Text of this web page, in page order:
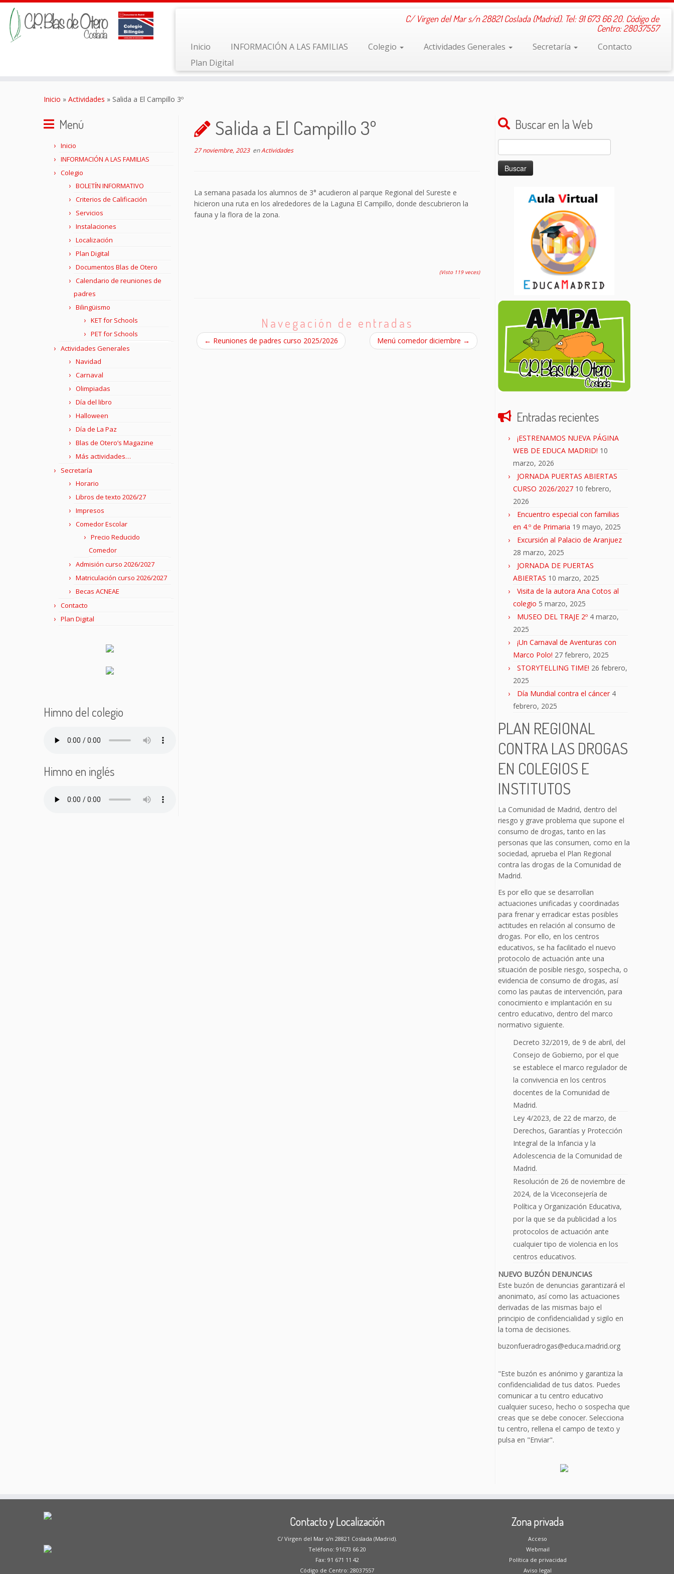
C/ Virgen del Mar s/n 28821 Coslada (Madrid). Tel: 91 673 66 20. Código de
Centro: 28037557
Inicio
INFORMACIÓN A LAS FAMILIAS Colegio Actividades Generales Secretaría
Contacto
Plan Digital
Inicio » Actividades » Salida a El Campillo 3º
Menú
Inicio
INFORMACIÓN A LAS FAMILIAS
Colegio
BOLETÍN INFORMATIVO
Criterios de Calificación
Servicios
Instalaciones
Localización
Plan Digital
Documentos Blas de Otero
Calendario de reuniones de
padres
Bilingüismo
KET for Schools
PET for Schools
Actividades Generales
Navidad
Carnaval
Olimpiadas
Día del libro
Halloween
Día de La Paz
Blas de Otero’s Magazine
Más actividades…
Secretaría
Horario
Libros de texto 2026/27
Impresos
Comedor Escolar
Precio Reducido
Comedor
Admisión curso 2026/2027
Matriculación curso 2026/2027
Becas ACNEAE
Contacto
Plan Digital
Himno del colegio
Himno en inglés
Salida a El Campillo 3º
27 noviembre, 2023enActividades
La semana pasada los alumnos de 3° acudieron al parque Regional del Sureste e
hicieron una ruta en los alrededores de la Laguna El Campillo, donde descubrieron la
fauna y la flora de la zona.
(Visto 119 veces)
Navegación de entradas
← Reuniones de padres curso 2025/2026 Menú comedor diciembre →
Buscar en la Web
Buscar:
Entradas recientes
¡ESTRENAMOS NUEVA PÁGINA
WEB DE EDUCA MADRID! 10
marzo, 2026
JORNADA PUERTAS ABIERTAS
CURSO 2026/2027 10 febrero,
2026
Encuentro especial con familias
en 4.º de Primaria 19 mayo, 2025
Excursión al Palacio de Aranjuez
28 marzo, 2025
JORNADA DE PUERTAS
ABIERTAS 10 marzo, 2025
Visita de la autora Ana Cotos al
colegio 5 marzo, 2025
MUSEO DEL TRAJE 2º 4 marzo,
2025
¡Un Carnaval de Aventuras con
Marco Polo! 27 febrero, 2025
STORYTELLING TIME! 26 febrero,
2025
Día Mundial contra el cáncer 4
febrero, 2025
PLAN REGIONAL
CONTRA LAS DROGAS
EN COLEGIOS E
INSTITUTOS
La Comunidad de Madrid, dentro del
riesgo y grave problema que supone el
consumo de drogas, tanto en las
personas que las consumen, como en la
sociedad, aprueba el Plan Regional
contra las drogas de la Comunidad de
Madrid.
Es por ello que se desarrollan
actuaciones unificadas y coordinadas
para frenar y erradicar estas posibles
actitudes en relación al consumo de
drogas. Por ello, en los centros
educativos, se ha facilitado el nuevo
protocolo de actuación ante una
situación de posible riesgo, sospecha, o
evidencia de consumo de drogas, así
como las pautas de intervención, para
conocimiento e implantación en su
centro educativo, dentro del marco
normativo siguiente.
Decreto 32/2019, de 9 de abril, del
Consejo de Gobierno, por el que
se establece el marco regulador de
la convivencia en los centros
docentes de la Comunidad de
Madrid.
Ley 4/2023, de 22 de marzo, de
Derechos, Garantías y Protección
Integral de la Infancia y la
Adolescencia de la Comunidad de
Madrid.
Resolución de 26 de noviembre de
2024, de la Viceconsejería de
Política y Organización Educativa,
por la que se da publicidad a los
protocolos de actuación ante
cualquier tipo de violencia en los
centros educativos.
NUEVO BUZÓN DENUNCIAS
Este buzón de denuncias garantizará el
anonimato, así como las actuaciones
derivadas de las mismas bajo el
principio de confidencialidad y sigilo en
la toma de decisiones.
buzonfueradrogas@educa.madrid.org
"Este buzón es anónimo y garantiza la
confidencialidad de tus datos. Puedes
comunicar a tu centro educativo
cualquier suceso, hecho o sospecha que
creas que se debe conocer. Selecciona
tu centro, rellena el campo de texto y
pulsa en "Enviar".
Contacto y Localización
C/ Virgen del Mar s/n 28821 Coslada (Madrid).
Teléfono: 91673 66 20
Fax: 91 671 11 42
Código de Centro: 28037557
Zona privada
Acceso
Webmail
Política de privacidad
Aviso legal